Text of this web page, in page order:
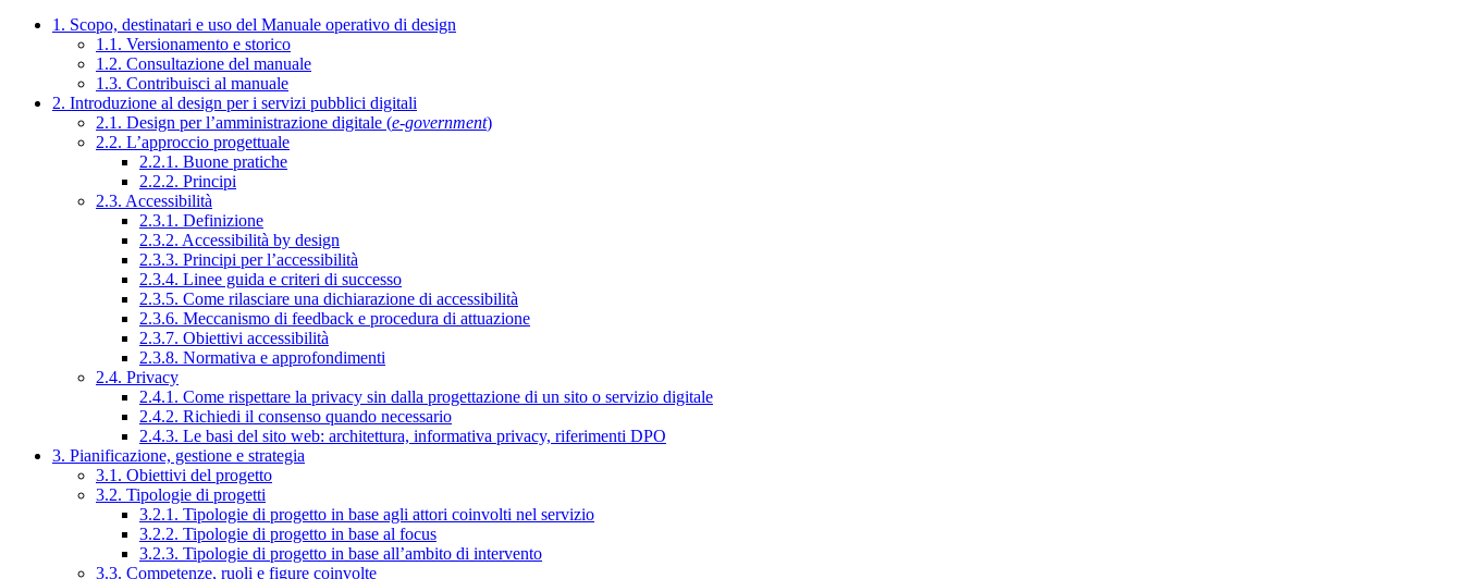
1. Scopo, destinatari e uso del Manuale operativo di design
1.1. Versionamento e storico
1.2. Consultazione del manuale
1.3. Contribuisci al manuale
2. Introduzione al design per i servizi pubblici digitali
2.1. Design per l’amministrazione digitale (e-government)
2.2. L’approccio progettuale
2.2.1. Buone pratiche
2.2.2. Principi
2.3. Accessibilità
2.3.1. Definizione
2.3.2. Accessibilità by design
2.3.3. Principi per l’accessibilità
2.3.4. Linee guida e criteri di successo
2.3.5. Come rilasciare una dichiarazione di accessibilità
2.3.6. Meccanismo di feedback e procedura di attuazione
2.3.7. Obiettivi accessibilità
2.3.8. Normativa e approfondimenti
2.4. Privacy
2.4.1. Come rispettare la privacy sin dalla progettazione di un sito o servizio digitale
2.4.2. Richiedi il consenso quando necessario
2.4.3. Le basi del sito web: architettura, informativa privacy, riferimenti DPO
3. Pianificazione, gestione e strategia
3.1. Obiettivi del progetto
3.2. Tipologie di progetti
3.2.1. Tipologie di progetto in base agli attori coinvolti nel servizio
3.2.2. Tipologie di progetto in base al focus
3.2.3. Tipologie di progetto in base all’ambito di intervento
3.3. Competenze, ruoli e figure coinvolte